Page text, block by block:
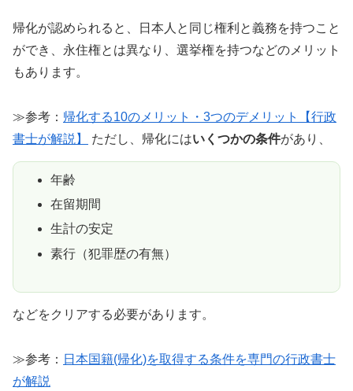
帰化が認められると、日本人と同じ権利と義務を持つこと
ができ、永住権とは異なり、選挙権を持つなどのメリット
もあります。
≫参考： 帰化する10のメリット・3つのデメリット【行政
書士が解説】
ただし、帰化にはいくつかの条件があり、
年齢
在留期間
生計の安定
素行（犯罪歴の有無）
などをクリアする必要があります。
≫参考： 日本国籍(帰化)を取得する条件を専門の行政書士
が解説